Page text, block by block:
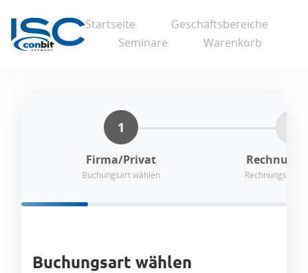
Startseite
Geschäftsbereiche
Seminare
Warenkorb
1
Firma/Privat
Buchungsart wählen
Buchungsart wählen